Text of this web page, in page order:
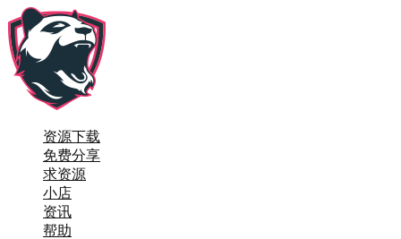
资源下载
免费分享
求资源
小店
资讯
帮助